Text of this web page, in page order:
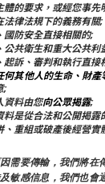
體的要求，或經您事先
法律法規下的義務有關;
國防安全直接相關的;
公共衛生和重大公共利
起訴、審判和執行直接
何其他人的生命、財產
;
資料由您向公眾揭露;
料是從合法和公開揭露
、重組或破產後經營實
需要傳輸，我們將在
敏感信息，我們也會